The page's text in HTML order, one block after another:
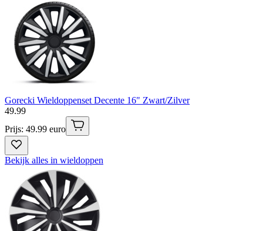
Gorecki Wieldoppenset Decente 16" Zwart/Zilver
49.99
Prijs: 49.99 euro
Bekijk alles in wieldoppen